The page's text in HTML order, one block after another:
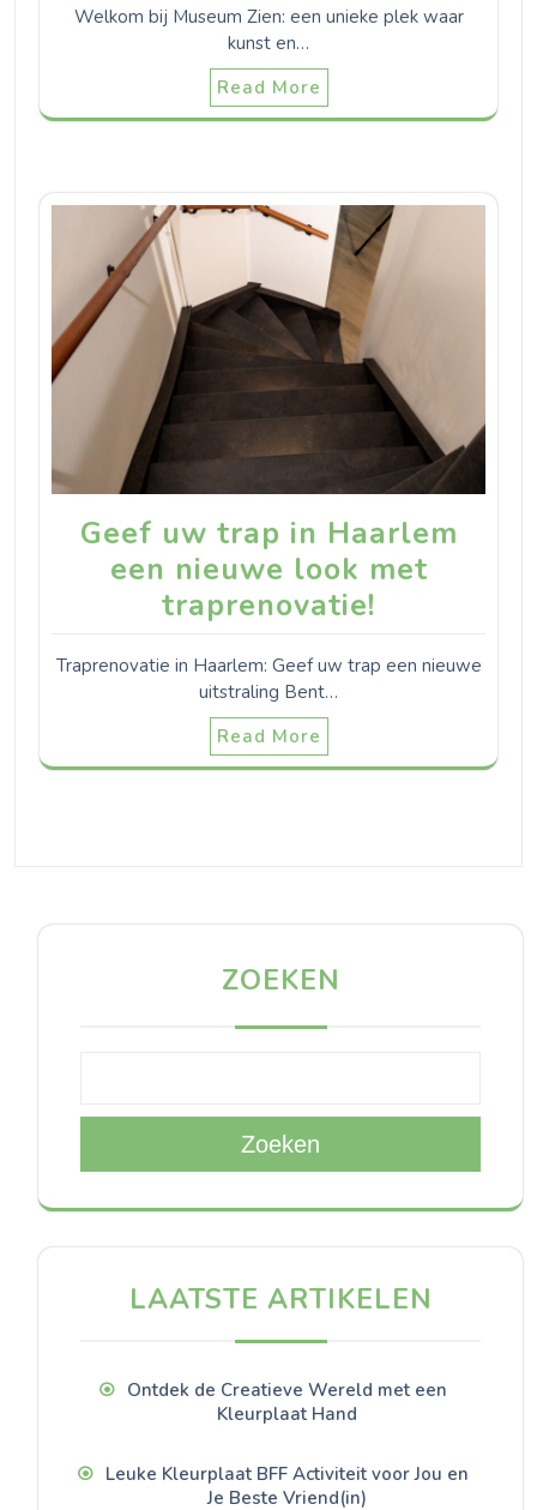
Welkom bij Museum Zien: een unieke plek waar
kunst en…
Read More
Geef uw trap in Haarlem
een nieuwe look met
traprenovatie!
Traprenovatie in Haarlem: Geef uw trap een nieuwe
uitstraling Bent…
Read More
ZOEKEN
Zoeken
LAATSTE ARTIKELEN
Ontdek de Creatieve Wereld met een
Kleurplaat Hand
Leuke Kleurplaat BFF Activiteit voor Jou en
Je Beste Vriend(in)